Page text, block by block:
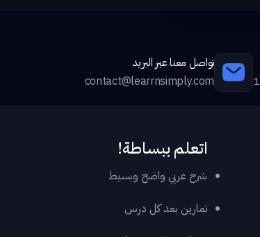
تواصل معنا عبر البريد
contact@learrnsimply.com
اتعلم ببساطة!
شرح عربي واضح وبسيط
تمارين بعد كل درس